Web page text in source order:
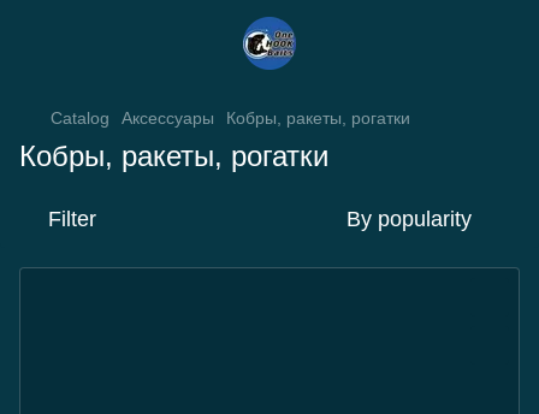
Catalog Аксессуары Кобры, ракеты, рогатки
Кобры, ракеты, рогатки
Filter By popularity